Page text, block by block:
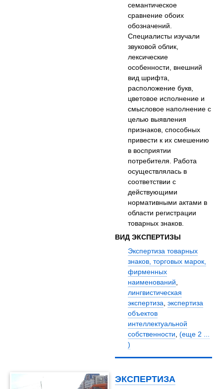
семантическое
сравнение обоих
обозначений.
Специалисты изучали
звуковой облик,
лексические
особенности, внешний
вид шрифта,
расположение букв,
цветовое исполнение и
смысловое наполнение с
целью выявления
признаков, способных
привести к их смешению
в восприятии
потребителя. Работа
осуществлялась в
соответствии с
действующими
нормативными актами в
области регистрации
товарных знаков.
ВИД ЭКСПЕРТИЗЫ
Экспертиза товарных
знаков, торговых марок,
фирменных
наименований,
лингвистическая
экспертиза,экспертиза
объектов
интеллектуальной
собственности,(еще 2 ...
)
ЭКСПЕРТИЗА